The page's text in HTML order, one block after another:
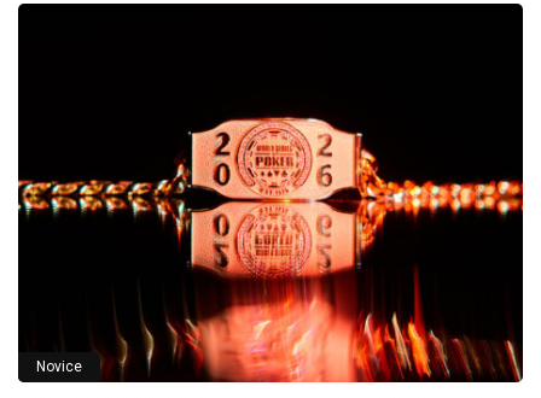
Novice